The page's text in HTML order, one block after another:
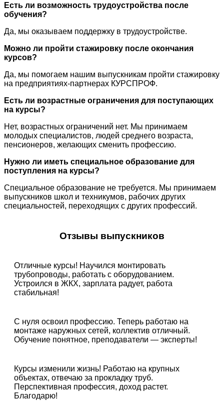
Есть ли возможность трудоустройства после
обучения?
Да, мы оказываем поддержку в трудоустройстве.
Можно ли пройти стажировку после окончания
курсов?
Да, мы помогаем нашим выпускникам пройти стажировку
на предприятиях-партнерах КУРСПРОФ.
Есть ли возрастные ограничения для поступающих
на курсы?
Нет, возрастных ограничений нет. Мы принимаем
молодых специалистов, людей среднего возраста,
пенсионеров, желающих сменить профессию.
Нужно ли иметь специальное образование для
поступления на курсы?
Специальное образование не требуется. Мы принимаем
выпускников школ и техникумов, рабочих других
специальностей, переходящих с других профессий.
Отзывы выпускников
Отличные курсы! Научился монтировать
трубопроводы, работать с оборудованием.
Устроился в ЖКХ, зарплата радует, работа
стабильная!
С нуля освоил профессию. Теперь работаю на
монтаже наружных сетей, коллектив отличный.
Обучение понятное, преподаватели — эксперты!
Курсы изменили жизнь! Работаю на крупных
объектах, отвечаю за прокладку труб.
Перспективная профессия, доход растет.
Благодарю!